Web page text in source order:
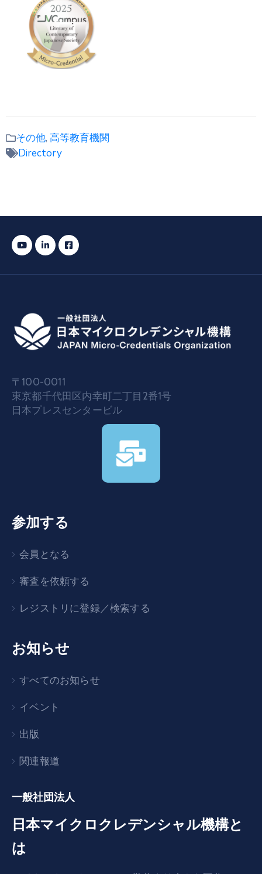
その他, 高等教育機関
Directory
〒100-0011
東京都千代田区内幸町二丁目2番1号
日本プレスセンタービル
参加する
会員となる
審査を依頼する
レジストリに登録／検索する
お知らせ
すべてのお知らせ
イベント
出版
関連報道
一般社団法人
日本マイクロクレデンシャル機構と
は